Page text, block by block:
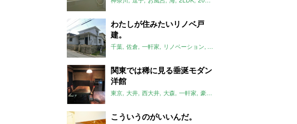
わたしが住みたいリノベ戸
建。
千葉 佐倉 一軒家 リノベーション 2018年4月のおすすめ
関東では稀に見る垂涎モダン
洋館
東京 大井 西大井 大森 一軒家 豪邸
こういうのがいいんだ。